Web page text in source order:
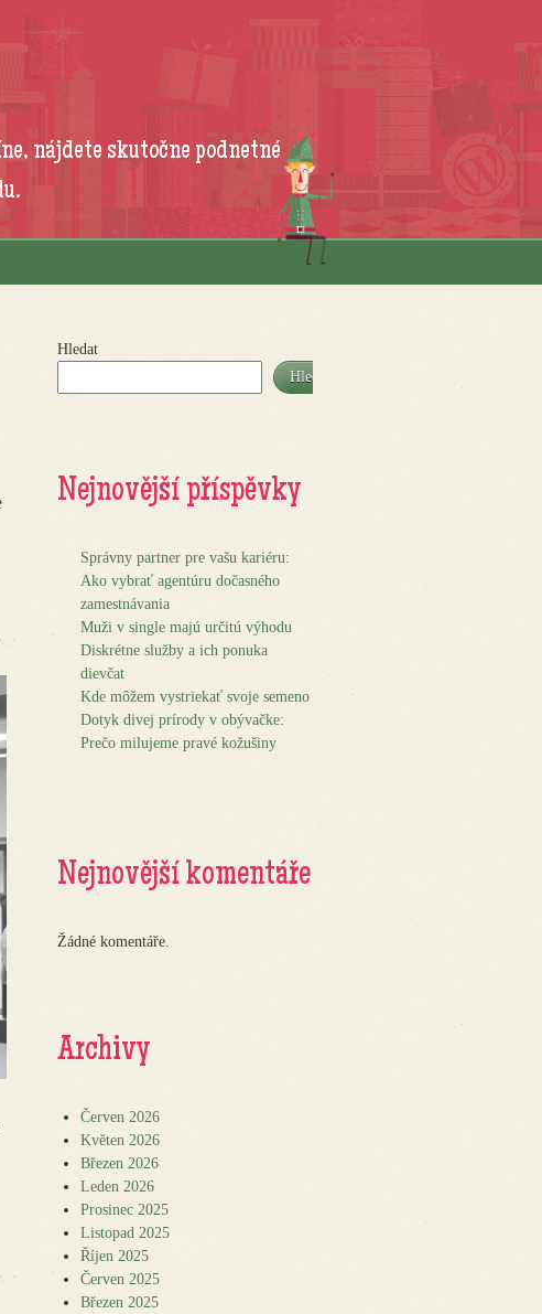
nájdete skutočne podnetné
Hledat
Hledat
Nejnovější příspěvky
Správny partner pre vašu kariéru:
Ako vybrať agentúru dočasného
zamestnávania
Muži v single majú určitú výhodu
Diskrétne služby a ich ponuka
dievčat
Kde môžem vystriekať svoje semeno
Dotyk divej prírody v obývačke:
Prečo milujeme pravé kožušiny
Nejnovější komentáře
Žádné komentáře.
Archivy
Červen 2026
Květen 2026
Březen 2026
Leden 2026
Prosinec 2025
Listopad 2025
Říjen 2025
Červen 2025
Březen 2025